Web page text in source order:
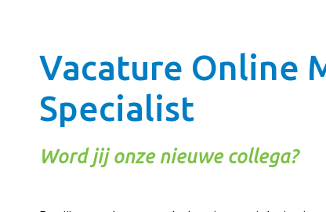
Vacature Online
Specialist
Word jij onze nieuwe collega?